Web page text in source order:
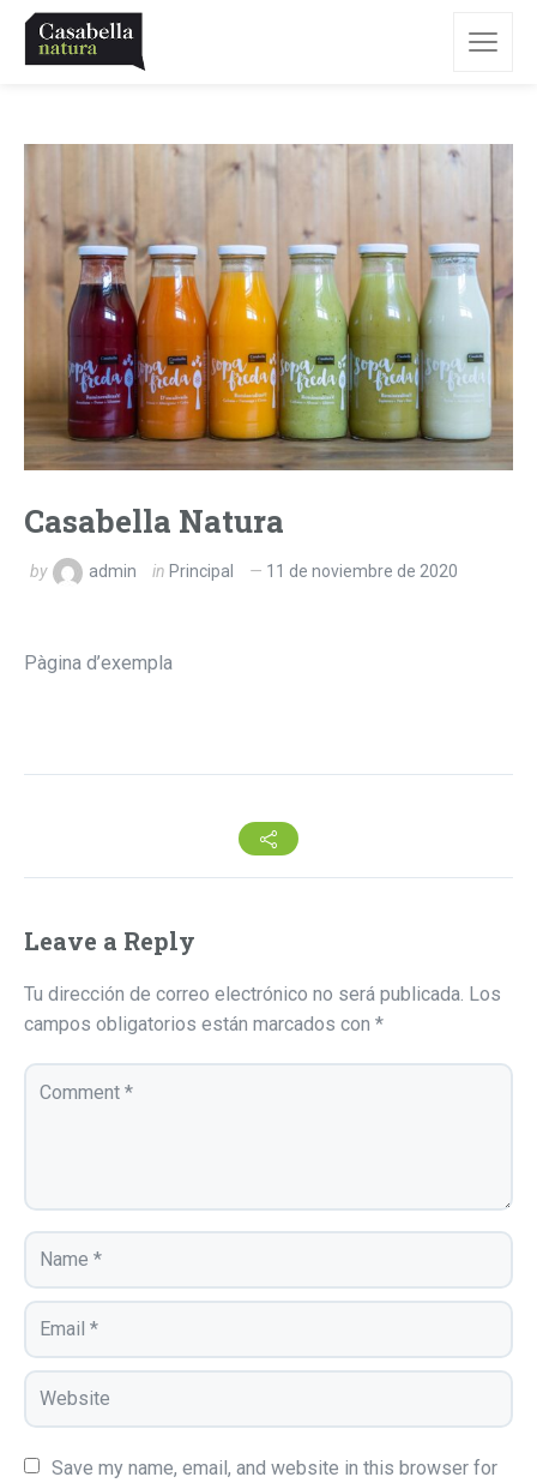
Casabella Natura
by admin in Principal 11 de noviembre de 2020
Pàgina d’exempla
Leave a Reply
Tu dirección de correo electrónico no será publicada. Los
campos obligatorios están marcados con *
Save my name, email, and website in this browser for